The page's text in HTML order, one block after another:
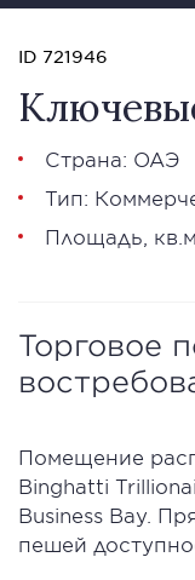
ID 721946
Страна: ОАЭ
Тип:
Площадь,
Торговое
Помещение
Binghatti
Business Bay.
пешей